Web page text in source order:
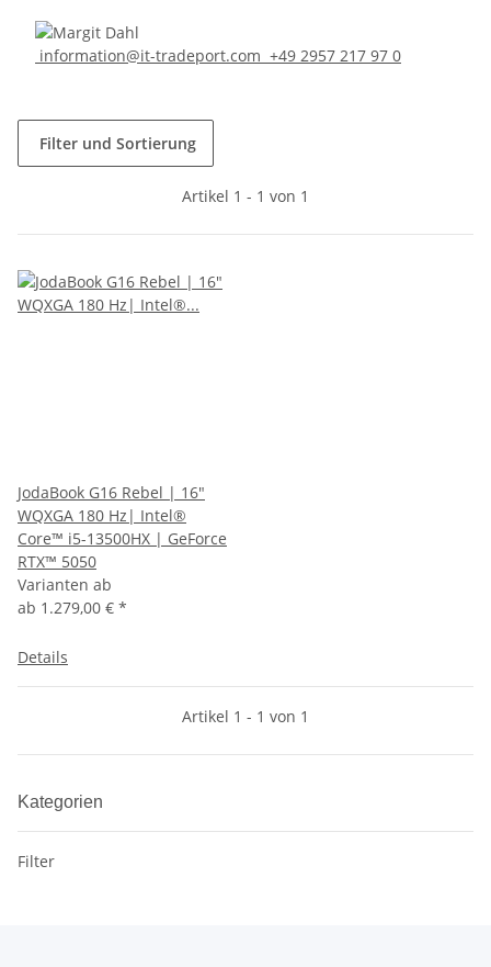
information@it-tradeport.com +49 2957 217 97 0
Filter und Sortierung
Artikel 1 - 1 von 1
JodaBook G16 Rebel | 16"
WQXGA 180 Hz| Intel®
Core™ i5-13500HX | GeForce
RTX™ 5050
Varianten ab
ab 1.279,00 € *
Details
Artikel 1 - 1 von 1
Kategorien
Filter